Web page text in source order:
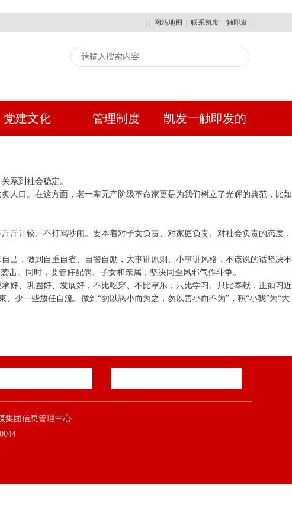
网站地图 联系凯发一触即发
党建文化 管理制度 凯发一触即发的
系到社会稳定。
人口。在这方面，老一辈无产阶级革命家更是为我们树立了光辉的典范，比如
计较、不打骂吵闹。要本着对子女负责、对家庭负责、对社会负责的态度，
己，做到自重自省、自警自励，大事讲原则、小事讲风格，不该说的话坚决不
。同时，要管好配偶、子女和亲属，坚决同歪风邪气作斗争。
好、巩固好、发展好，不比吃穿、不比享乐，只比学习、只比奉献，正如习近
少一些放任自流。做到“勿以恶小而为之，勿以善小而不为”，积“小我”为“大
集团信息管理中心